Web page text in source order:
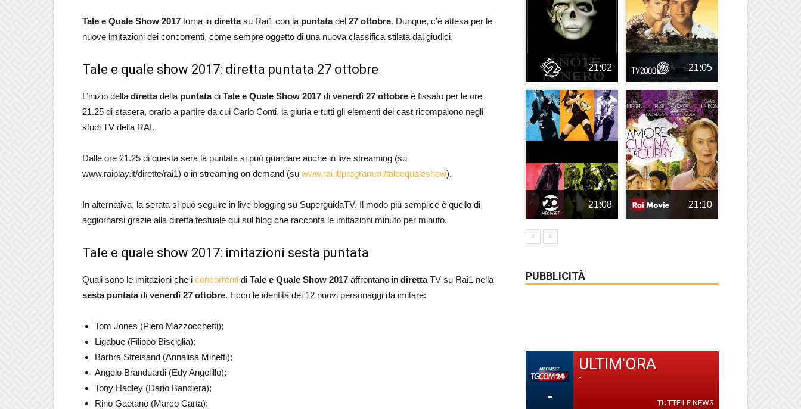
Tale e Quale Show 2017 torna in direttasu Rai1 con la puntatadel 27 ottobre. Dunque, c’è attesa per le
nuove imitazioni dei concorrenti, come sempre oggetto di una nuova classifica stilata dai giudici.
Tale e quale show 2017: diretta puntata 27 ottobre
L’inizio della direttadella puntatadi Tale e Quale Show 2017 di venerdì 27 ottobre è fissato per le ore
21.25 di stasera, orario a partire da cui Carlo Conti, la giuria e tutti gli elementi del cast ricompaiono negli
studi TV della RAI.
Dalle ore 21.25 di questa sera la puntata si può guardare anche in live streaming (su
www.raiplay.it/dirette/rai1) o in streaming on demand (su www.rai.it/programmi/taleequaleshow).
In alternativa, la serata si può seguire in live blogging su SuperguidaTV. Il modo più semplice è quello di
aggiornarsi grazie alla diretta testuale qui sul blog che racconta le imitazioni minuto per minuto.
Tale e quale show 2017: imitazioni sesta puntata
Quali sono le imitazioni che i concorrenti di Tale e Quale Show 2017 affrontano in direttaTV su Rai1 nella
sesta puntatadi venerdì 27 ottobre. Ecco le identità dei 12 nuovi personaggi da imitare:
Tom Jones (Piero Mazzocchetti);
Ligabue (Filippo Bisciglia);
Barbra Streisand (Annalisa Minetti);
Angelo Branduardi (Edy Angelillo);
Tony Hadley (Dario Bandiera);
Rino Gaetano (Marco Carta);
21:02 21:05
21:08 21:10
PUBBLICITÀ
-
ULTIM'ORA
-
TUTTE LE NEWS